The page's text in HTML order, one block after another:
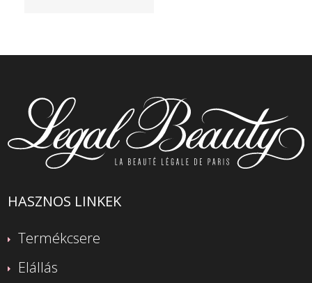
HASZNOS LINKEK
Termékcsere
Elállás